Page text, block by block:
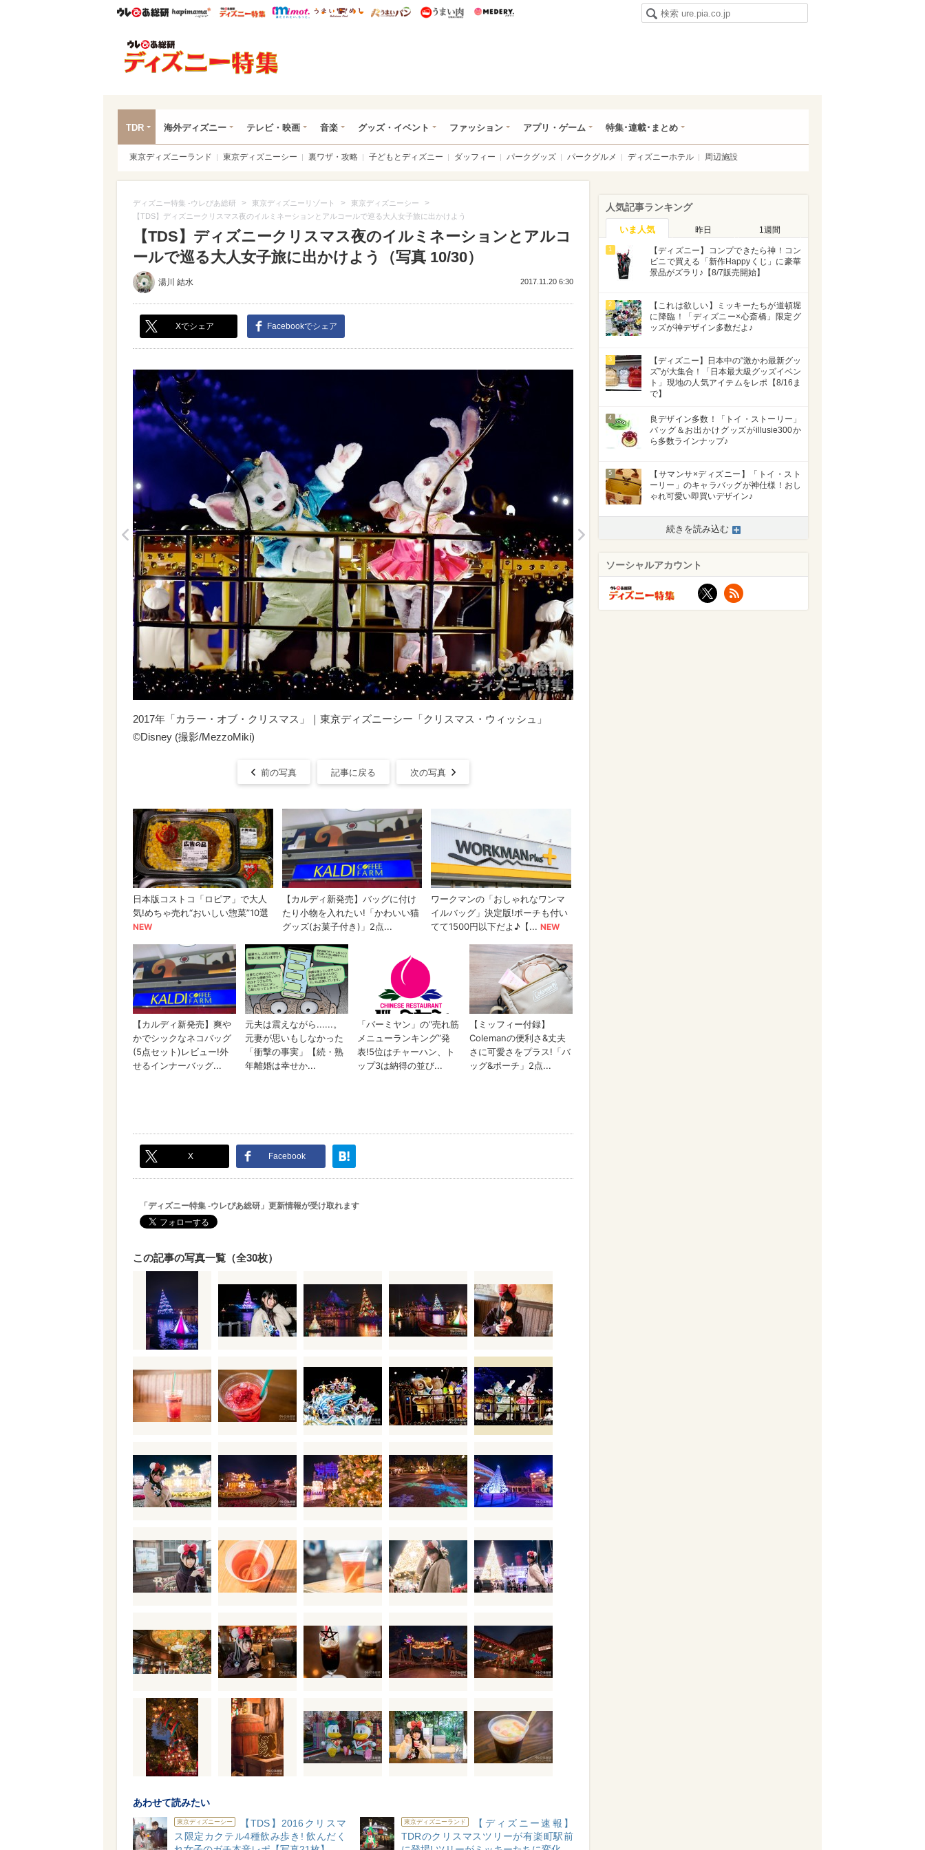
ウレぴあ総研ハピママ* ウレぴあ総研 ディズニー特集
mimot. うまいめし うまいパン うまい肉
TDR 海外ディズニー テレビ・映画 音楽 グッズ・イベント ファッション アプリ・ゲーム 特集･連載･まとめ
東京ディズニーランド 東京ディズニーシー 裏ワザ・攻略 子どもとディズニー ダッフィー パークグッズ パークグルメ ディズニーホテル 周辺施設
ディズニー特集 -ウレぴあ総研 > 東京ディズニーリゾート > 東京ディズニーシー >
【TDS】ディズニークリスマス夜のイルミネーションとアルコールで巡る大人女子旅に出かけよう
【TDS】ディズニークリスマス夜のイルミネーションとアルコ
ールで巡る大人女子旅に出かけよう（写真 10/30）
湯川 結水 2017.11.20 6:30
Xでシェア Facebookでシェア
2017年「カラー・オブ・クリスマス」｜東京ディズニーシー「クリスマス・ウィッシュ」
©︎Disney (撮影/MezzoMiki)
前の写真 記事に戻る 次の写真
X Facebook
「ディズニー特集 -ウレぴあ総研」更新情報が受け取れます
この記事の写真一覧（全30枚）
あわせて読みたい
東京ディズニーシー
【TDS】2016クリスマ
ス限定カクテル4種飲み歩き! 飲んだく
東京ディズニーランド
【ディズニー速報】
TDRのクリスマスツリーが有楽町駅前
人気記事ランキング
いま人気 昨日 1週間
1
【ディズニー】コンプできたら神！コン
ビニで買える「新作Happyくじ」に豪華
景品がズラリ♪【8/7販売開始】
2
【これは欲しい】ミッキーたちが道頓堀
に降臨！「ディズニー×心斎橋」限定グ
ッズが神デザイン多数だよ♪
3
【ディズニー】日本中の“激かわ最新グッ
ズ”が大集合！「日本最大級グッズイベン
ト」現地の人気アイテムをレポ【8/16ま
で】
4
良デザイン多数！「トイ・ストーリー」
バッグ＆お出かけグッズがillusie300か
ら多数ラインナップ♪
5
【サマンサ×ディズニー】「トイ・スト
ーリー」のキャラバッグが神仕様！おし
ゃれ可愛い即買いデザイン♪
続きを読み込む
ソーシャルアカウント
X